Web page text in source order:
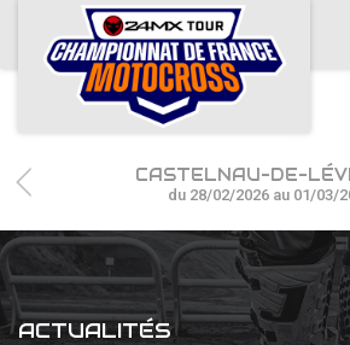
ACCUEIL
ACTUS
CALENDRIER
RÉSULTATS
PHOTOS / WEB TV
CHAMPIONNAT
CASTELNAU-DE-
du 28/02/2026 au 01/03/
ACTUALITÉS